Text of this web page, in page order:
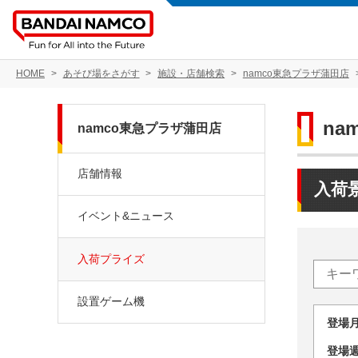
HOME あそび場をさがす 施設・店舗検索 namco東急プラザ蒲田店
入荷
登
登
namco東急プラザ蒲田店
店舗情報
イベント&ニュース
入荷プライズ
設置ゲーム機